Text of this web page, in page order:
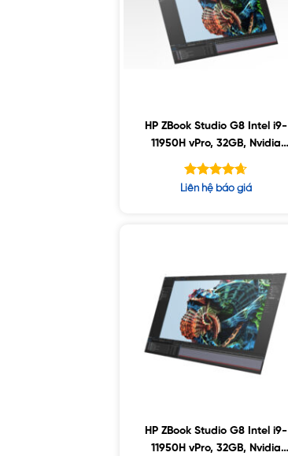
HP ZBook Studio G8 Intel i9-
11950H vPro, 32GB, Nvidia
A3000 6GB, 1TB SSD, 15.6″
FHD, Win10
Được xếp
Liên hệ báo giá
HP ZBook Studio G8 Intel i9-
11950H vPro, 32GB, Nvidia